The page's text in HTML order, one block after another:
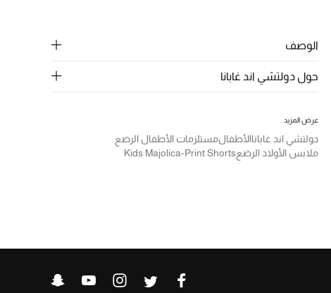
الوصف
حول دولتشي اند غابانا
عرض المزيد
دولتشي اند غاباناالأطفالمستلزمات الأطفال الرضع
ملابس الأولاد الرضعKids Majolica-Print Shorts